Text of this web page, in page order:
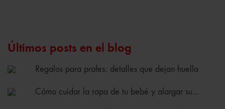
Últimos posts en el blog
Regalos para profes: detalles que dejan huella
Cómo cuidar la ropa de tu bebé y alargar su...